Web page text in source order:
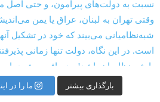
بارگذاری بیشتر ما را در